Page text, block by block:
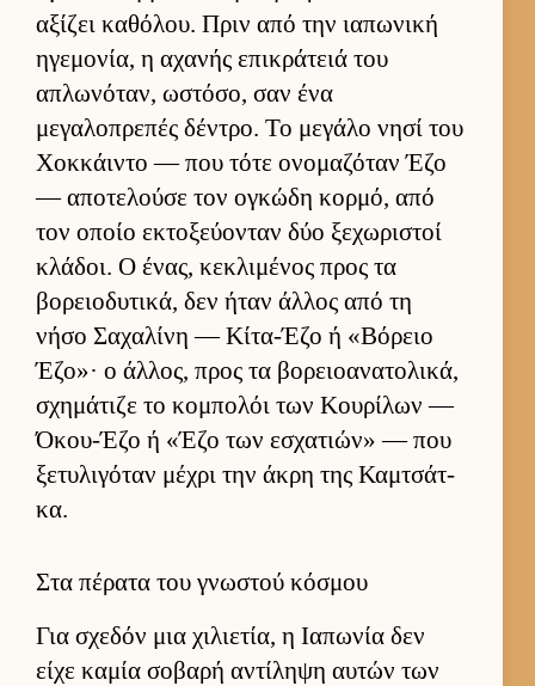
αξίζει καθόλου. Πριν από την ια­πωνική
ηγεμονία, η αχανής επικράτειά του
απλωνόταν, ωστόσο, σαν ένα
μεγαλοπρεπές δέντρο. Το μεγάλο νησί του
Χοκ­κάι­ντο — που τότε ονομαζόταν Έζο
— αποτελούσε τον ογκώδη κορ­μό, από
τον οποίο εκτοξεύ­ονταν δύο ξεχωριστοί
κλάδοι. Ο ένας, κεκλιμένος προς τα
βορειο­δυτικά, δεν ήταν άλ­λος από τη
νήσο Σαχαλίνη — Κίτα-Έζο ή «Βόρειο
Έζο»· ο άλ­λος, προς τα βορειο­ανατολικά,
σχημάτιζε το κομπολόι των Κου­ρίλων —
Όκου-Έζο ή «Έζο των εσχατιών» — που
ξετυλιγόταν μέχρι την άκρη της Καμ­τσάτ­
κα.
Στα πέρατα του γνωστού κόσμου
Για σχεδόν μια χιλιε­τία, η Ια­πωνία δεν
είχε καμία σοβαρή αντίληψη αυ­τών των